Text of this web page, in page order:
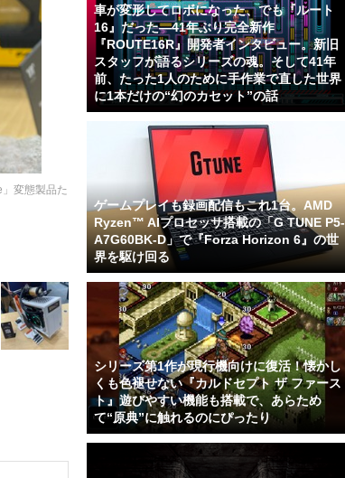
変態製品た
車が変形してロボになった、でも『ルート
16』だった―41年ぶり完全新作
『ROUTE16R』開発者インタビュー。新旧
スタッフが語るシリーズの魂。そして41年
前、たった1人のために手作業で直した世界
に1本だけの“幻のカセット”の話
ゲームプレイも録画配信もこれ1台。AMD
Ryzen™ AIプロセッサ搭載の「G TUNE P5-
A7G60BK-D」で『Forza Horizon 6』の世
界を駆け回る
シリーズ第1作が現行機向けに復活！懐かし
くも色褪せない『カルドセプト ザ ファース
ト』遊びやすい機能も搭載で、あらため
て“原典”に触れるのにぴったり